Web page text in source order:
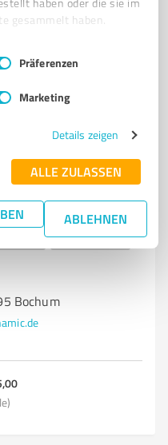
gesammelt haben.
Präferenzen
Marketing
Details zeigen
ALLE ZULASSEN
ABLEHNEN
www.etamio.de/
CLOUD-LÖSUNGEN
Bochum